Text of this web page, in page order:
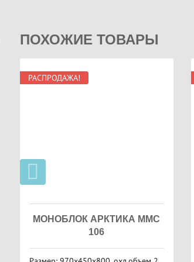
ПОХОЖИЕ ТОВАРЫ
РАСПРОДАЖА!
МОНОБЛОК АРКТИКА MMC
106